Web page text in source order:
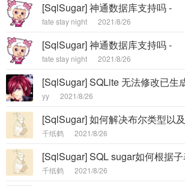
[SqlSugar] 神通数据库支持吗 -
fate stay night 2021/8/26
[SqlSugar] 神通数据库支持吗 -
fate stay night 2021/8/26
[SqlSugar] SQLite 无法修改已生
yy 2021/8/26
千纸鹤 2021/8/26
千纸鹤 2021/8/26